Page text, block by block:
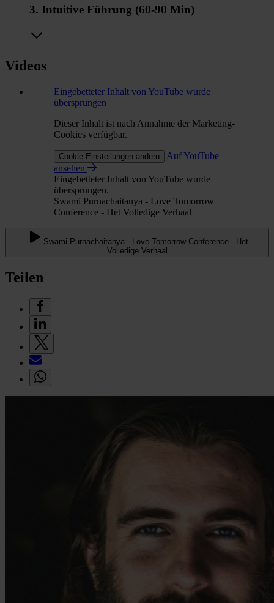
3. Intuitive Führung (60-90 Min)
Videos
Eingebetteter Inhalt von YouTube wurde
übersprungen
Dieser Inhalt ist nach Annahme der Marketing-
Cookies verfügbar.
Cookie-Einstellungen ändern
Auf YouTube
ansehen
Eingebetteter Inhalt von YouTube wurde
übersprungen.
Swami Purnachaitanya - Love Tomorrow
Conference - Het Volledige Verhaal
Swami Purnachaitanya - Love Tomorrow Conference - Het
Volledige Verhaal
Teilen